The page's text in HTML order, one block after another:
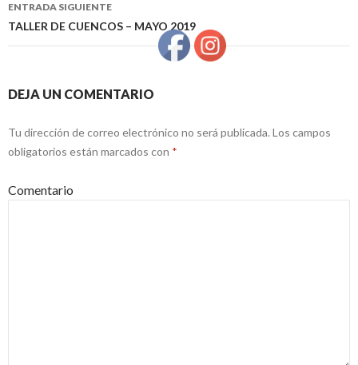
ENTRADA SIGUIENTE
TALLER DE CUENCOS – MAYO 2019
DEJA UN COMENTARIO
Tu dirección de correo electrónico no será publicada. Los campos
obligatorios están marcados con *
Comentario